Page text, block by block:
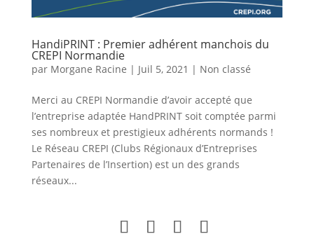
HandiPRINT : Premier adhérent manchois du
CREPI Normandie
par Morgane Racine | Juil 5, 2021 | Non classé
Merci au CREPI Normandie d’avoir accepté que
l’entreprise adaptée HandPRINT soit comptée parmi
ses nombreux et prestigieux adhérents normands !
Le Réseau CREPI (Clubs Régionaux d’Entreprises
Partenaires de l’Insertion) est un des grands
réseaux...